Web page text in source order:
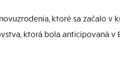
ktoré sa začalo v
ktorá bola anticipovaná v